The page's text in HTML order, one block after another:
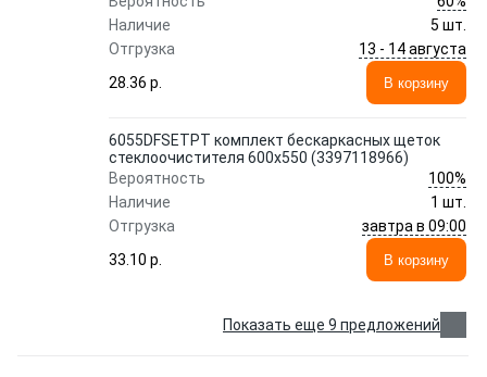
Наличие
5 шт.
Отгрузка
13 - 14 августа
28.36 p.
В корзину
6055DFSETPT комплект бескаркасных щеток
стеклоочистителя 600x550 (3397118966)
Вероятность
100%
Наличие
1 шт.
Отгрузка
завтра в 09:00
33.10 p.
В корзину
Показать еще 9 предложений